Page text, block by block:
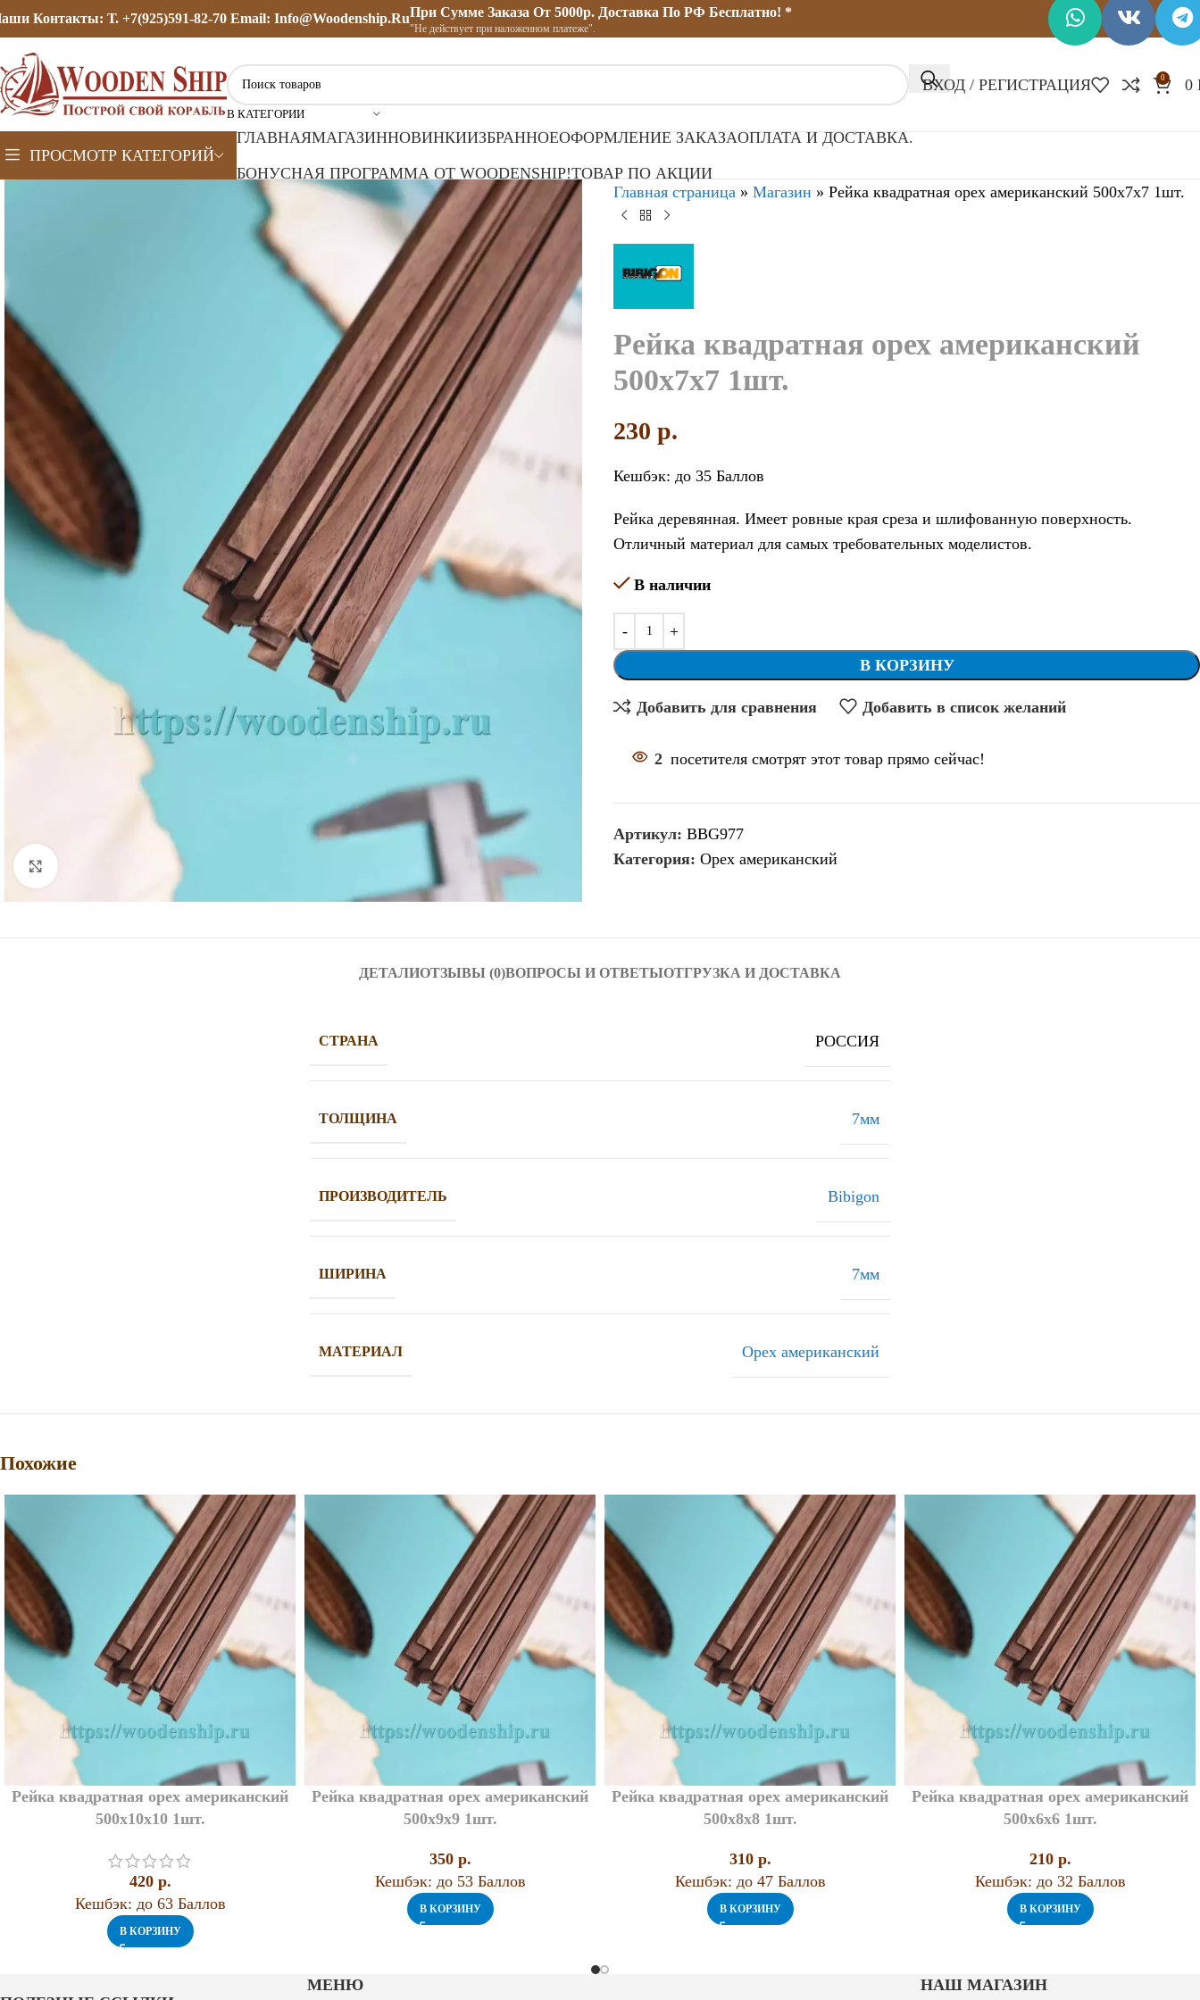
Контакты: Т. +7(925)591-82-70 Email: Info@woodenship.ruПри Сумме Заказа От 5000р. Доставка По РФ Бесплатно! *
"Не действует при наложенном платеже".
В КАТЕГОРИИ
ВХОД / РЕГИСТРАЦИЯ 0 0
ПРОСМОТР КАТЕГОРИЙ
ГЛАВНАЯМАГАЗИННОВИНКИИЗБРАННОЕОФОРМЛЕНИЕ ЗАКАЗАОПЛАТА И ДОСТАВКА.
БОНУСНАЯ ПРОГРАММА ОТ WOODENSHIP!ТОВАР ПО АКЦИИ
Нажмите, чтобы увеличить
Главная страница » Магазин » Рейка квадратная орех американский 500х7х7 1шт.
Рейка квадратная орех американский
500х7х7 1шт.
230 p.
Кешбэк: до 35 Баллов
Рейка деревянная. Имеет ровные края среза и шлифованную поверхность.
Отличный материал для самых требовательных моделистов.
В наличии
В КОРЗИНУ
Добавить для сравнения Добавить в список желаний
2 посетителя смотрят этот товар прямо сейчас!
Артикул: BBG977
Категория: Орех американский
ДЕТАЛИОТЗЫВЫ (0)ВОПРОСЫ И ОТВЕТЫОТГРУЗКА И ДОСТАВКА
СТРАНА РОССИЯ
ТОЛЩИНА 7мм
ПРОИЗВОДИТЕЛЬ Bibigon
ШИРИНА 7мм
МАТЕРИАЛ Орех американский
Похожие
Рейка квадратная орех американский
500х10х10 1шт.
420 p.
Кешбэк: до 63 Баллов
В КОРЗИНУ
Рейка квадратная орех американский
500х9х9 1шт.
350 p.
Кешбэк: до 53 Баллов
В КОРЗИНУ
Рейка квадратная орех американский
500х8х8 1шт.
310 p.
Кешбэк: до 47 Баллов
В КОРЗИНУ
Рейка квадратная орех американский
500х6х6 1шт.
210 p.
Кешбэк: до 32 Баллов
В КОРЗИНУ
МЕНЮ НАШ МАГАЗИН